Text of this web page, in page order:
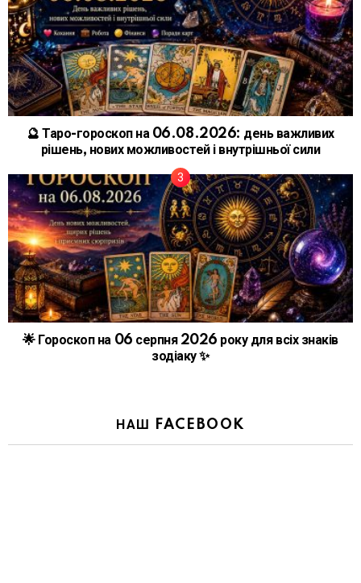
🔮 Таро-гороскоп на 06.08.2026: день важливих
рішень, нових можливостей і внутрішньої сили
🌟 Гороскоп на 06 серпня 2026 року для всіх знаків
зодіаку ✨
НАШ FACEBOOK